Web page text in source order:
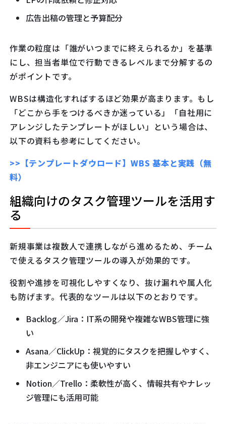
広告出稿の管理と予算配分
作業の粒度は「誰がいつまでに終えられるか」を基準
にし、担当者単位で行動できるレベルまで分解するの
がポイントです。
WBSは構造化すればするほど効果が高まります。もし
「どこから手をつけるべきか迷っている」「自社用に
アレンジしたテンプレートがほしい」という場合は、
以下の資料も参考にしてください。
>>【テンプレートダウロード】WBS 基本と実践（無
料）
組織向けのタスク管理ツールを活用す
る
新規事業は複数人で連携しながら進めるため、チーム
で使えるタスク管理ツールの導入が効果的です。
役割や進捗を可視化しやすくなり、抜け漏れや属人化
も防げます。代表的なツールは以下のとおりです。
Backlog／Jira：IT系の開発や複雑なWBS管理に強
い
Asana／ClickUp：視覚的にタスクを把握しやすく、
非エンジニアにも使いやすい
Notion／Trello：柔軟性が高く、情報共有やナレッ
ジ管理にも活用可能